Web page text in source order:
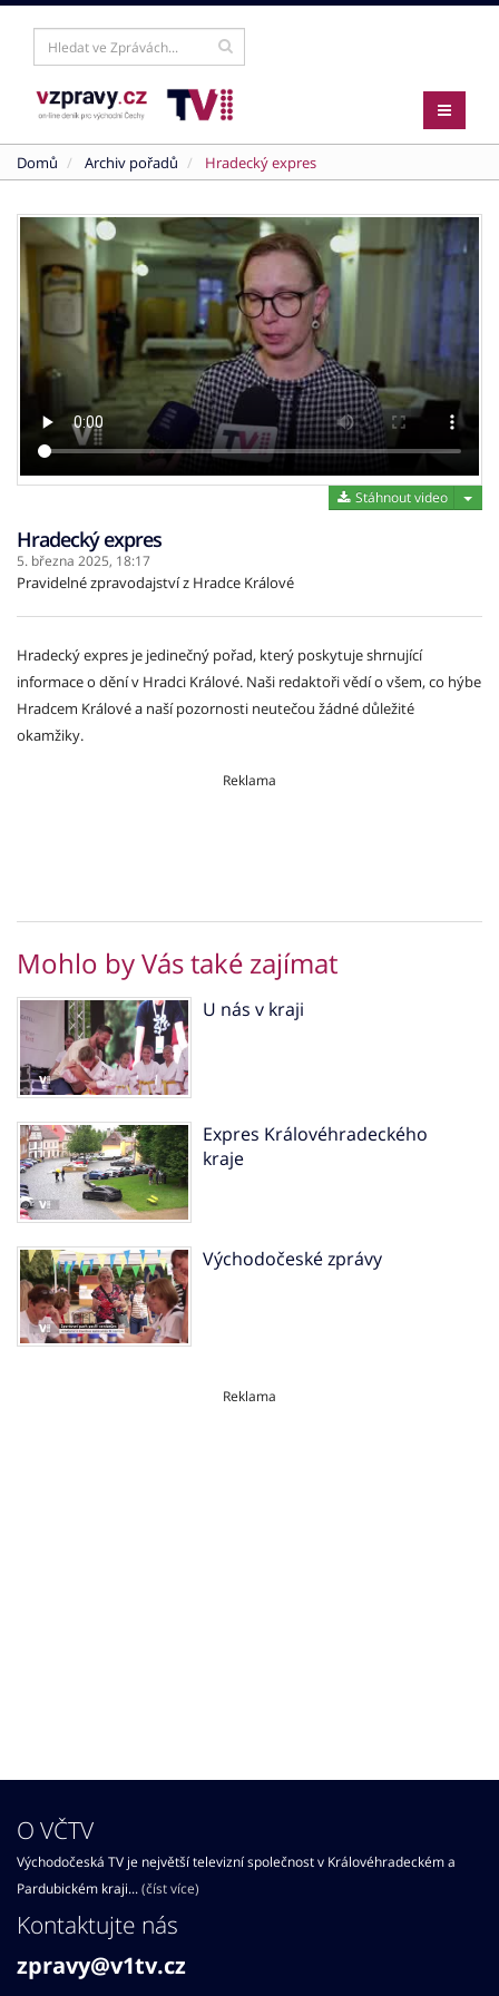
Domů Archiv pořadů Hradecký expres
Stáhnout video
Hradecký expres
5. března 2025, 18:17
Pravidelné zpravodajství z Hradce Králové
Hradecký expres je jedinečný pořad, který poskytuje shrnující
informace o dění v Hradci Králové. Naši redaktoři vědí o všem, co hýbe
Hradcem Králové a naší pozornosti neutečou žádné důležité
okamžiky.
Reklama
Mohlo by Vás také zajímat
U nás v kraji
Expres Královéhradeckého
kraje
Východočeské zprávy
Reklama
O VČTV
Východočeská TV je největší televizní společnost v Královéhradeckém a
Pardubickém kraji...(číst více)
Kontaktujte nás
zpravy@v1tv.cz